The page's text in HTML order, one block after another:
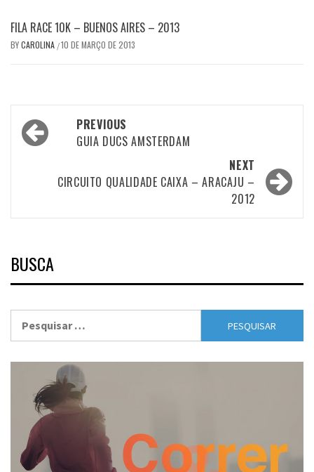
FILA RACE 10K – BUENOS AIRES – 2013
BYCAROLINA /10 DE MARÇO DE 2013
Post
navigation
PREVIOUS
GUIA DUCS AMSTERDAM
NEXT
CIRCUITO QUALIDADE CAIXA – ARACAJU –
2012
BUSCA